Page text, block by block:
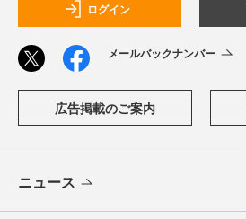
ログイン
メールバックナンバー
広告掲載のご案内
ニュース